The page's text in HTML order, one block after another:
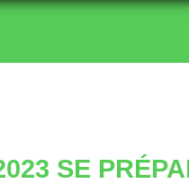
SE